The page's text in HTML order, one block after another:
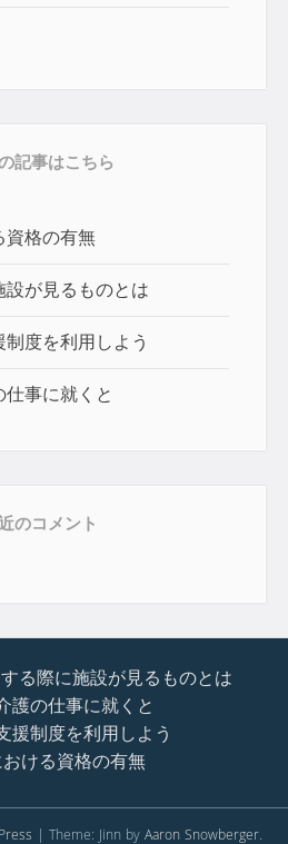
記事はこちら
格の有無
が見るものとは
度を利用しよう
事に就くと
のコメント
る際に施設が見るものとは
護の仕事に就くと
援制度を利用しよう
ける資格の有無
Theme: Jinn byAaron Snowberger.